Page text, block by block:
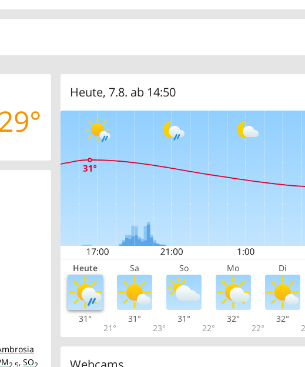
2.5, SO2
Heute, 7.8. ab 14:50
Heute Sa So Mo Di
31°
21°
31°
23°
31°
22°
32°
22°
32°